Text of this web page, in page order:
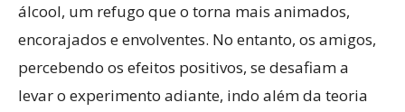
álcool, um refugo que o torna mais animados,
encorajados e envolventes. No entanto, os amigos,
percebendo os efeitos positivos, se desafiam a
levar o experimento adiante, indo além da teoria